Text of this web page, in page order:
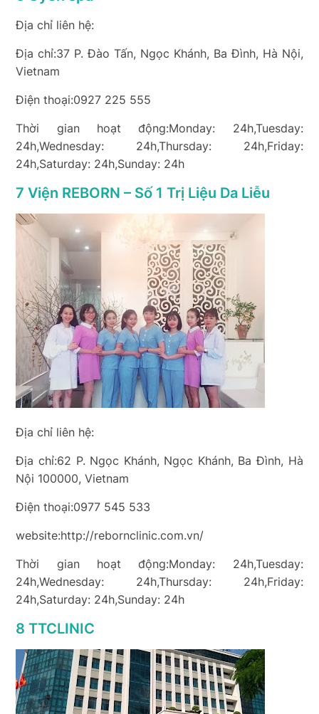
Địa chỉ liên hệ:
Địa chỉ:37 P. Đào Tấn, Ngọc Khánh, Ba Đình, Hà Nội,
Vietnam
Điện thoại:0927 225 555
Thời gian hoạt động:Monday: 24h,Tuesday:
24h,Wednesday: 24h,Thursday: 24h,Friday:
24h,Saturday: 24h,Sunday: 24h
7 Viện REBORN – Số 1 Trị Liệu Da Liễu
Địa chỉ liên hệ:
Địa chỉ:62 P. Ngọc Khánh, Ngọc Khánh, Ba Đình, Hà
Nội 100000, Vietnam
Điện thoại:0977 545 533
website:http://rebornclinic.com.vn/
Thời gian hoạt động:Monday: 24h,Tuesday:
24h,Wednesday: 24h,Thursday: 24h,Friday:
24h,Saturday: 24h,Sunday: 24h
8 TTCLINIC